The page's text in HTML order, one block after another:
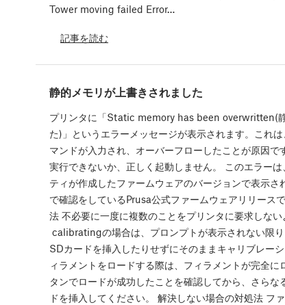
Tower moving failed Error…
記事を読む
静的メモリが上書きされました
プリンタに「Static memory has been overwritten(
た)」というエラーメッセージが表示されます。これ
マンドが入力され、オーバーフローしたことが原因で
実行できないか、正しく起動しません。 このエラー
ティが作成したファームウェアのバージョンで表示さ
で確認をしているPrusa公式ファームウェアリリース
法 不必要に一度に複数のことをプリンタに要求しな
calibratingの場合は、プロンプトが表示されない限
SDカードを挿入したりせずにそのままキャリブレー
ィラメントをロードする際は、フィラメントが完全
タンでロードが成功したことを確認してから、さら
ドを挿入してください。 解決しない場合の対処法 フ